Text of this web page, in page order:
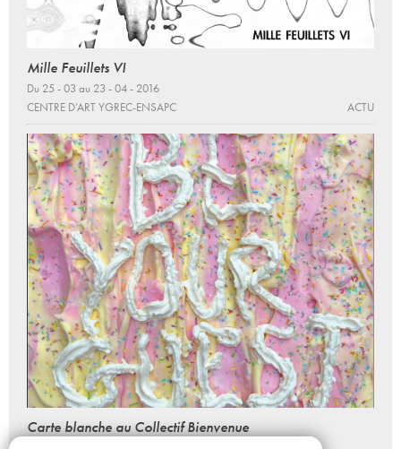
Mille Feuillets VI
Du 25 - 03 au 23 - 04 - 2016
CENTRE D’ART YGREC-ENSAPC
ACTU
Carte blanche au Collectif Bienvenue